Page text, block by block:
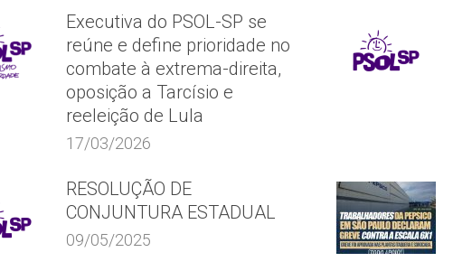
Executiva do PSOL-SP se
reúne e define prioridade no
combate à extrema-direita,
oposição a Tarcísio e
reeleição de Lula
17/03/2026
RESOLUÇÃO DE
CONJUNTURA ESTADUAL
09/05/2025